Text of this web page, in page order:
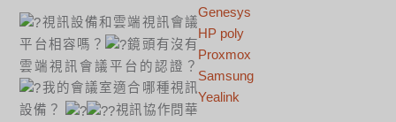
視訊設備和雲端視訊會議
平台相容嗎？
鏡頭有沒有
雲端視訊會議平台的認證？
我的會議室適合哪種視訊
設備？
視訊協作問華
Genesys
HP poly
Proxmox
Samsung
Yealink